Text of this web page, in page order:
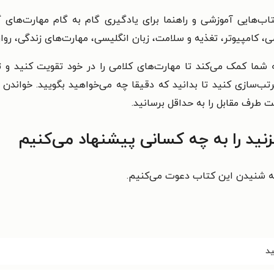
آموزشی و راهنما برای یادگیری گام به گام
کامپیوتر، تغذیه و سلامت، زبان انگلیسی، مهارت‌های زندگی،
شما کمک می‌کند تا مهارت‌های کلامی را در خود تقویت کنید و
کنید تا بدانید که دقیقا چه می‌خواهید بگویید.
مقابل را به حداقل برسانید.
را به چه کسانی پیشنهاد می‌کنیم
شنیدن این کتاب دعوت می‌کنیم.